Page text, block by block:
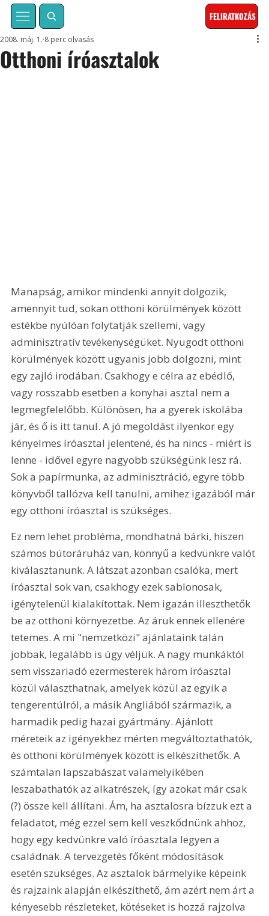
FELIRATKOZÁS
Otthoni íróasztalok
2008. máj. 1. 8 perc olvasás
Manapság, amikor mindenki annyit dolgozik,
amennyit tud, sokan otthoni körülmények között
estékbe nyúlóan folytatják szellemi, vagy
adminisztratív tevékenységüket. Nyugodt otthoni
körülmények között ugyanis jobb dolgozni, mint
egy zajló irodában. Csakhogy e célra az ebédlő,
vagy rosszabb esetben a konyhai asztal nem a
legmegfelelőbb. Különösen, ha a gyerek iskolába
jár, és ő is itt tanul. A jó megoldást ilyenkor egy
kényelmes íróasztal jelentené, és ha nincs - miért is
lenne - idővel egyre nagyobb szükségünk lesz rá.
Sok a papírmunka, az adminisztráció, egyre több
könyvből tallózva kell tanulni, amihez igazából már
egy otthoni íróasztal is szükséges.
Ez nem lehet probléma, mondhatná bárki, hiszen
számos bútoráruház van, könnyű a kedvünkre valót
kiválasztanunk. A látszat azonban csalóka, mert
íróasztal sok van, csakhogy ezek sablonosak,
igénytelenül kialakítottak. Nem igazán illeszthetők
be az otthoni környezetbe. Az áruk ennek ellenére
tetemes. A mi "nemzetközi" ajánlataink talán
jobbak, legalább is úgy véljük. A nagy munkáktól
sem visszariadó ezermesterek három íróasztal
közül választhatnak, amelyek közül az egyik a
tengerentúlról, a másik Angliából származik, a
harmadik pedig hazai gyártmány. Ajánlott
méreteik az igényekhez mérten megváltoztathatók,
és otthoni körülmények között is elkészíthetők. A
számtalan lapszabászat valamelyikében
leszabathatók az alkatrészek, így azokat már csak
(?) össze kell állítani. Ám, ha asztalosra bízzuk ezt a
feladatot, még ezzel sem kell veszkődnünk ahhoz,
hogy egy kedvünkre való íróasztala legyen a
családnak. A tervezgetés főként módosítások
esetén szükséges. Az asztalok bármelyike képeink
és rajzaink alapján elkészíthető, ám azért nem árt a
kényesebb részleteket, kötéseket is hozzá rajzolva